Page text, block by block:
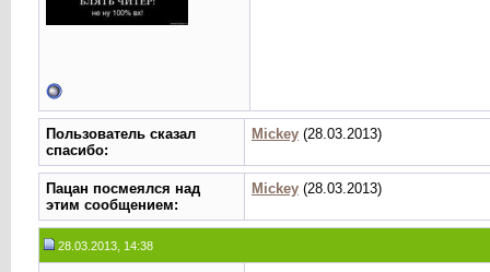
Пользователь сказал
cпасибо:
Mickey(28.03.2013)
Пацан посмеялся над
этим сообщением:
Mickey(28.03.2013)
28.03.2013, 14:38